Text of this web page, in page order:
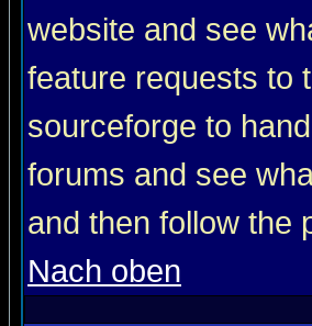
website and see
feature requests to
sourceforge to
forums and see
and then follow the
Nach oben